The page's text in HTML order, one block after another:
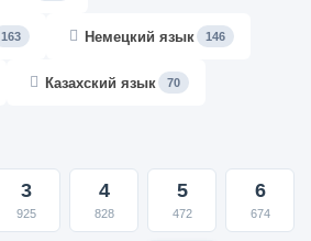
163 Немецкий язык 146
Казахский язык 70
3
925
4
828
5
472
6
674